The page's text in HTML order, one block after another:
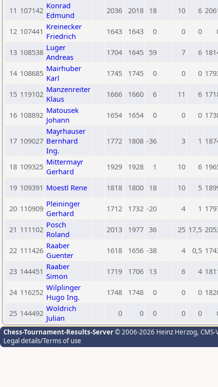
11 107142 Konrad
Edmund
2036 2018 18 10 6
12 107441 Kreinecker
Friedrich
1643 1643 0 0 0
13 108538 Luger
Andreas
1704 1645 59 7 6
14 108685 Mairhuber
Karl
1745 1745 0 0 0
15 119102 Manzenreiter
Klaus
1666 1660 6 11 6
16 108892 Matousek
Johann
1654 1654 0 0 0
17 109027
Mayrhauser
Bernhard
Ing.
1772 1808 -36 3 1
18 109325 Mittermayr
Gerhard
1929 1928 1 10 6
19 109391 Moestl Rene 1818 1800 18 10 5
20 110909 Pleininger
Gerhard
1712 1732 -20 4 1
21 111102 Posch
Roland
2013 1977 36 25 17,5
22 111426 Raaber
Guenter
1618 1656 -38 4 0,5
23 144451 Raaber
Simon
1719 1706 13 6 4
24 116252 Wilplinger
Hugo Ing.
1748 1748 0 0 0
25 144492 Woldrich
Julian
0 0 0 0 0
Chess-Tournament-Results-Server© 2006-2026 Heinz Herzog,
Legal details/Terms of use